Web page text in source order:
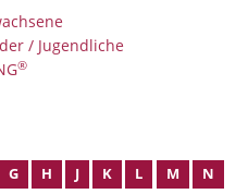
/ Jugendliche
®
G H J K L M
N